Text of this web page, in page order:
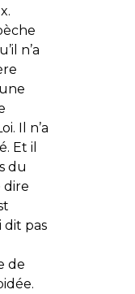
n’a
Il n’a
Et il
du
dire
dit pas
de